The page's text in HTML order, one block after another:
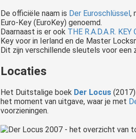
De officiële naam is Der Euroschlüssel,
Euro-Key (EuroKey) genoemd.
Daarnaast is er ook THE R.A.D.A.R. KEY
Key voor in Ierland en de Master
Dit zijn verschillende sleutels voor een
Locaties
Het Duitstalige boek Der Locus
het moment van uitgave, waar je met
voorzieningen.